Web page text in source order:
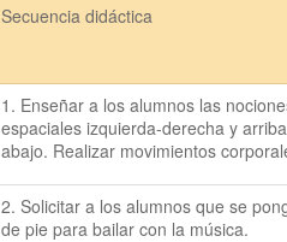
Secuencia didáctica
1. Enseñar a los alumnos las
espaciales izquierda-derecha y
abajo. Realizar movimientos
2. Solicitar a los alumnos que se
de pie para bailar con la música.